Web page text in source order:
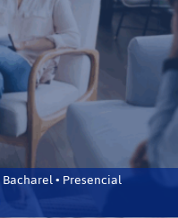
• Presencial